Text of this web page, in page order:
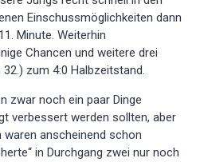
Einschussmöglichkeiten dann
Minute. Weiterhin
Chancen und weitere drei
zum 4:0 Halbzeitstand.
zwar noch ein paar Dinge
verbessert werden sollten, aber
waren anscheinend schon
in Durchgang zwei nur noch